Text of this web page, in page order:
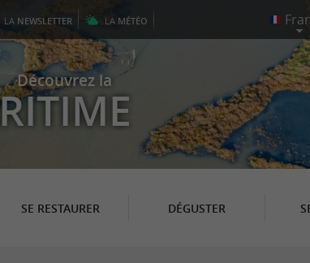
LA NEWSLETTER LA MÉTÉO
Découvrez la
SE RESTAURER DÉGUSTER